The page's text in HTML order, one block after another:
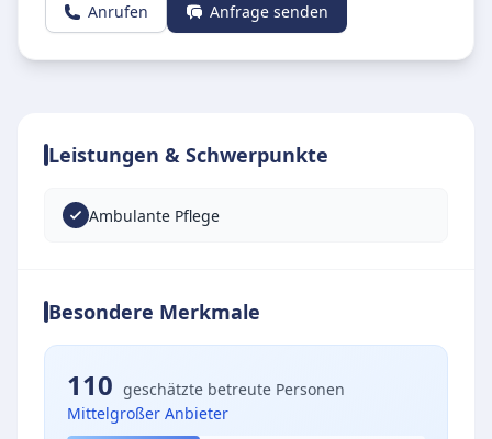
Anrufen Anfrage senden
Leistungen & Schwerpunkte
Ambulante Pflege
Besondere Merkmale
110 geschätzte betreute Personen
Mittelgroßer Anbieter